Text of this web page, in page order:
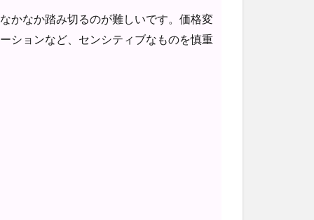
かなか踏み切るのが難しいです。価格変
ションなど、センシティブなものを慎重